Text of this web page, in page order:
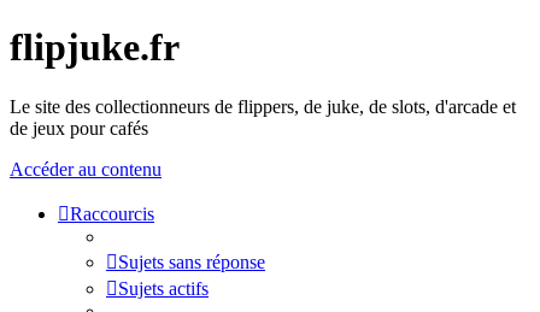
flipjuke.fr
Le site des collectionneurs de flippers, de juke, de slots, d'arcade et
de jeux pour cafés
Accéder au contenu
Raccourcis
Sujets sans réponse
Sujets actifs